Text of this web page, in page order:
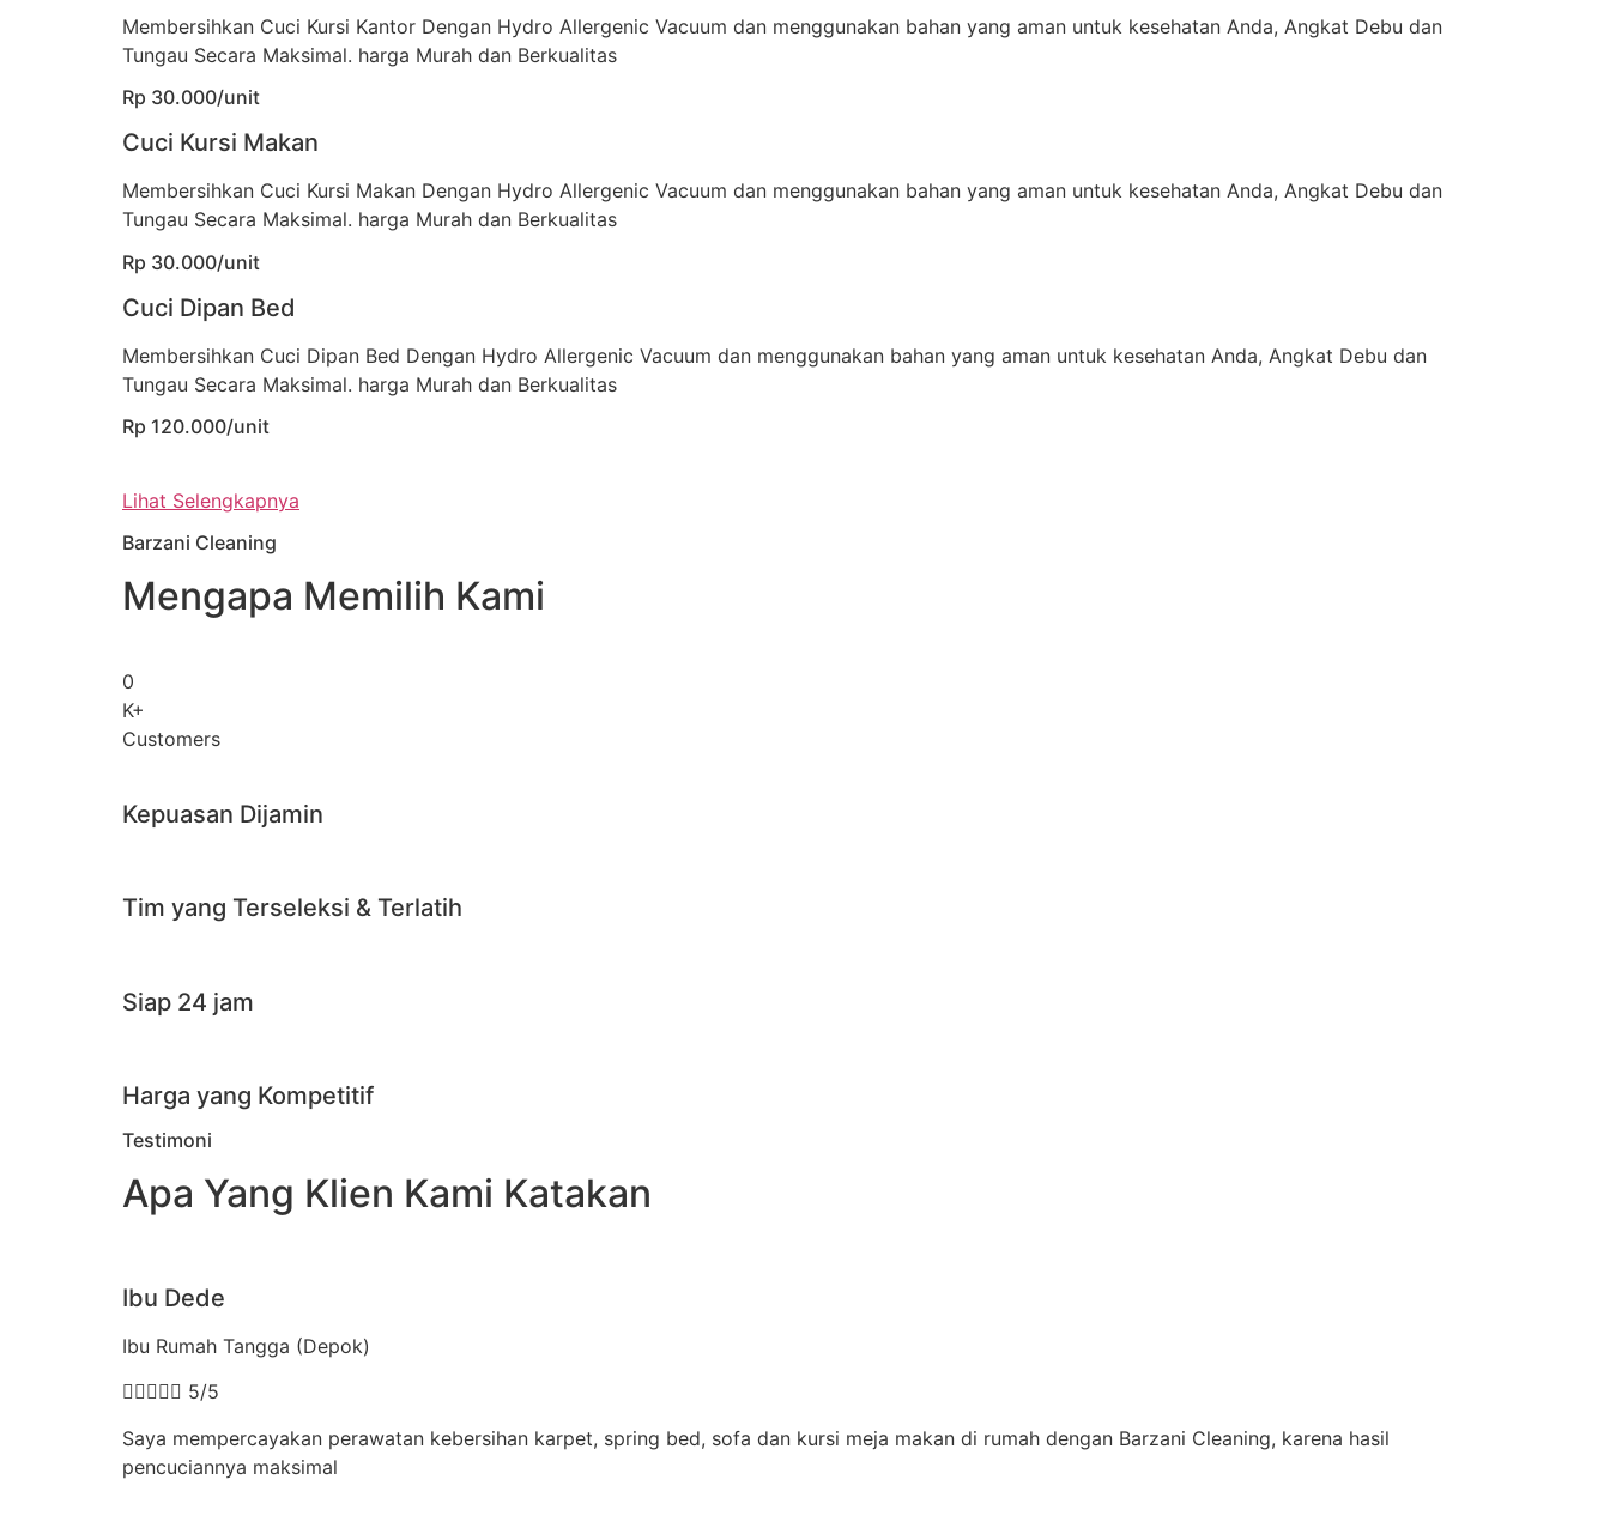
Membersihkan Cuci Kursi Kantor Dengan Hydro Allergenic Vacuum dan menggunakan bahan yang aman untuk kesehatan Anda, Angkat Debu dan
Tungau Secara Maksimal. harga Murah dan Berkualitas
Rp 30.000/unit
Cuci Kursi Makan
Membersihkan Cuci Kursi Makan Dengan Hydro Allergenic Vacuum dan menggunakan bahan yang aman untuk kesehatan Anda, Angkat Debu dan
Tungau Secara Maksimal. harga Murah dan Berkualitas
Rp 30.000/unit
Cuci Dipan Bed
Membersihkan Cuci Dipan Bed Dengan Hydro Allergenic Vacuum dan menggunakan bahan yang aman untuk kesehatan Anda, Angkat Debu dan
Tungau Secara Maksimal. harga Murah dan Berkualitas
Rp 120.000/unit
Lihat Selengkapnya
Barzani Cleaning
Mengapa Memilih Kami
0
K+
Customers
Kepuasan Dijamin
Tim yang Terseleksi & Terlatih
Siap 24 jam
Harga yang Kompetitif
Testimoni
Apa Yang Klien Kami Katakan
Ibu Dede
Ibu Rumah Tangga (Depok)
 5/5
Saya mempercayakan perawatan kebersihan karpet, spring bed, sofa dan kursi meja makan di rumah dengan Barzani Cleaning, karena hasil
pencuciannya maksimal